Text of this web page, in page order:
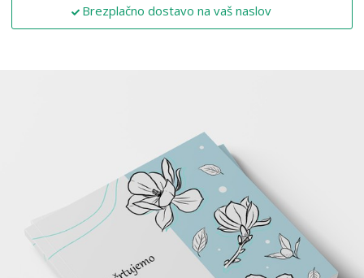
Brezplačno dostavo na vaš naslov